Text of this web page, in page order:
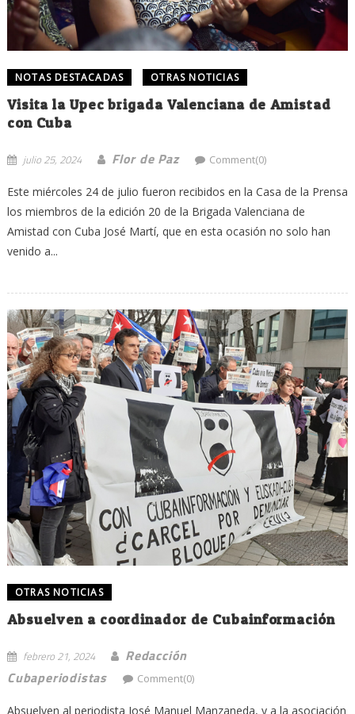
NOTAS DESTACADAS OTRAS NOTICIAS
Visita la Upec brigada Valenciana de Amistad
con Cuba
julio 25, 2024 Flor de Paz Comment(0)
Este miércoles 24 de julio fueron recibidos en la Casa de la Prensa
los miembros de la edición 20 de la Brigada Valenciana de
Amistad con Cuba José Martí, que en esta ocasión no solo han
venido a...
OTRAS NOTICIAS
Absuelven a coordinador de Cubainformación
febrero 21, 2024
Redacción
Cubaperiodistas
Comment(0)
Absuelven al periodista José Manuel Manzaneda, y a la asociación